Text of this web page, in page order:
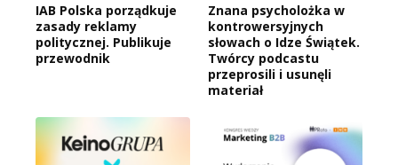
IAB Polska porządkuje
zasady reklamy
politycznej. Publikuje
przewodnik
Znana psycholożka w
kontrowersyjnych
słowach o Idze Świątek.
Twórcy podcastu
przeprosili i usunęli
materiał